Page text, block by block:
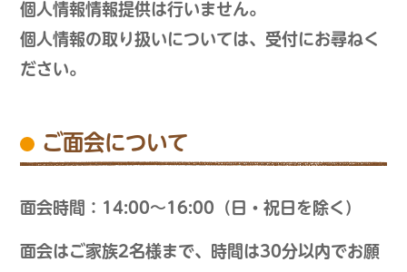
個人情報情報提供は行いません。
個人情報の取り扱いについては、受付にお尋ねく
ださい。
ご面会について
面会時間：14:00～16:00（日・祝日を除く）
面会はご家族2名様まで、時間は30分以内でお願